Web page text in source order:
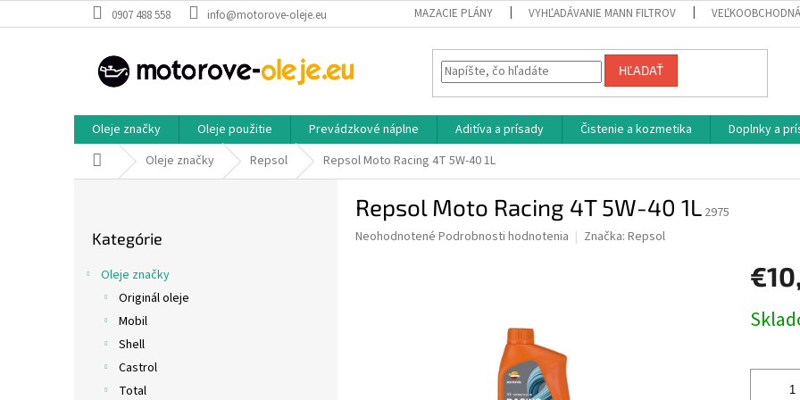
na
0907 488 558 info@motorove-oleje.eu MAZACIE PLÁNY VYHĽADÁVANIE MANN FILTROV
HĽADAŤ
Oleje značky Oleje použitie Prevádzkové náplne Aditíva a prísady Čistenie a kozmetika Doplnky a
Domov Oleje značky Repsol Repsol Moto Racing 4T 5W-40 1L
kategórie
Kategórie
Oleje značky
Originál oleje
Mobil
Shell
Castrol
Total
Repsol Moto Racing 4T 5W-40 1L 2975
Priemerné
Neohodnotené Podrobnosti hodnotenia Značka: Repsol
cena: